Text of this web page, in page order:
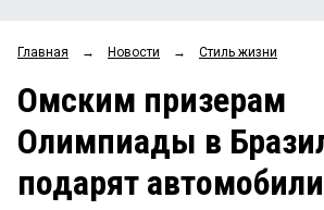
ОБЩЕСТВО
ЗАКОН
НОВОСТИ КОМПАНИЙ
Архив
Главная → Новости → Стиль жизни
Омским призерам
Олимпиады в
подарят